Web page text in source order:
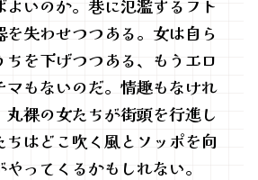
よいのか。巷に氾濫するフト
を失わせつつある。女は自ら
ちを下げつつある、もうエロ
マもないのだ。情趣もなけれ
丸裸の女たちが街頭を行進し
ちはどこ吹く風とソッポを向
ってくるかもしれない。